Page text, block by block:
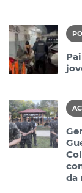
da